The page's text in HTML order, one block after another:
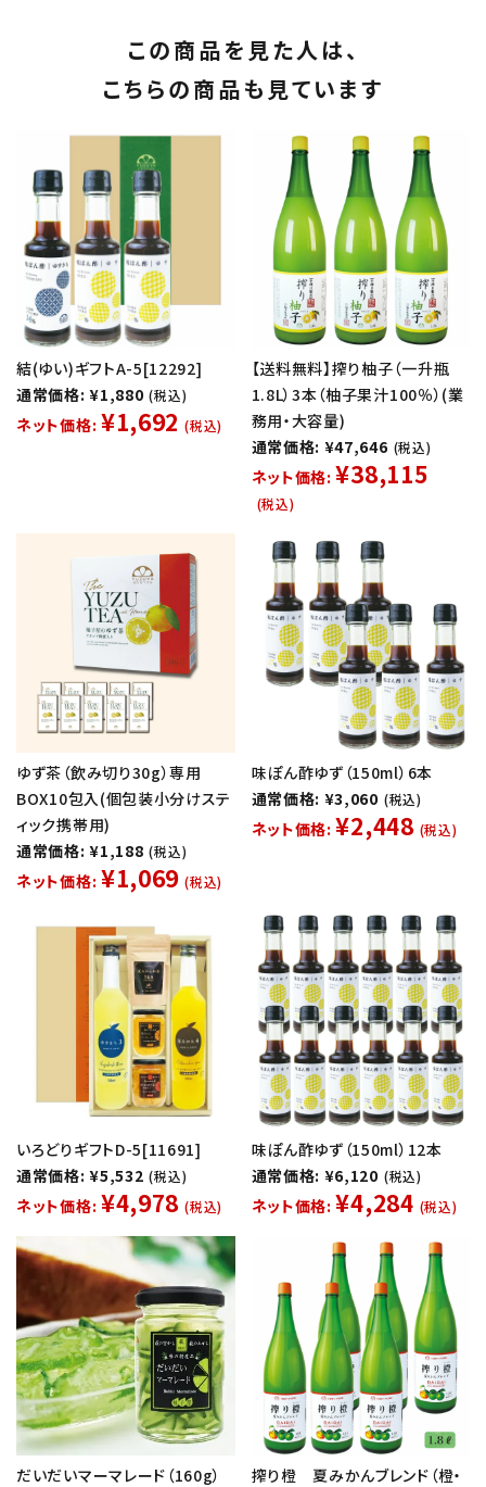
この商品を見た人は、
こちらの商品も見ています
結(ゆい)ギフトA-5[12292]
通常価格: ¥1,880 (税込)
ネット価格: ¥1,692 (税込)
【送料無料】搾り柚子（一升瓶
1.8L）3本（柚子果汁100％）(業
務用・大容量)
通常価格: ¥47,646 (税込)
ネット価格: ¥38,115
(税込)
ゆず茶（飲み切り30g）専用
BOX10包入(個包装小分けステ
ィック携帯用)
通常価格: ¥1,188 (税込)
ネット価格: ¥1,069 (税込)
味ぽん酢ゆず（150ml）6本
通常価格: ¥3,060 (税込)
ネット価格: ¥2,448 (税込)
いろどりギフトD-5[11691]
通常価格: ¥5,532 (税込)
ネット価格: ¥4,978 (税込)
味ぽん酢ゆず（150ml）12本
通常価格: ¥6,120 (税込)
ネット価格: ¥4,284 (税込)
だいだいマーマレード（160g）
搾り橙 夏みかんブレンド（橙・